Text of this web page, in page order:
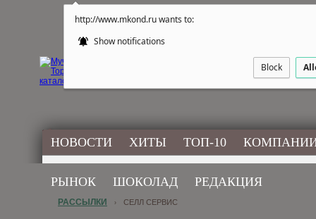
http://www.mkond.ru wants to:
Show notifications
Block
НОВОСТИ ХИТЫ ТОП-10
РЫНОК ШОКОЛАД РЕДАКЦИЯ
РАССЫЛКИ › СЕЛЛ СЕРВИС